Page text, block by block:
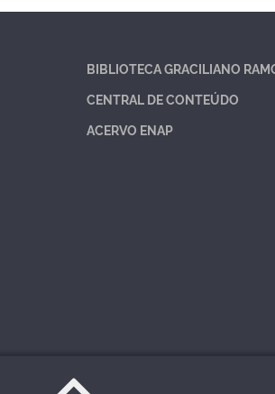
BIBLIOTECA GRACILIANO
CENTRAL DE CONTEÚDO
ACERVO ENAP